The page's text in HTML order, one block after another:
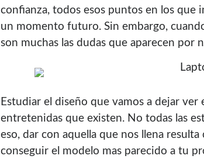
confianza, todos esos puntos en los
un momento futuro. Sin embargo,
son muchas las dudas que aparecen por
Estudiar el diseño que vamos a dejar ver
entretenidas que existen. No todas las
eso, dar con aquella que nos llena resulta
conseguir el modelo mas parecido a tu